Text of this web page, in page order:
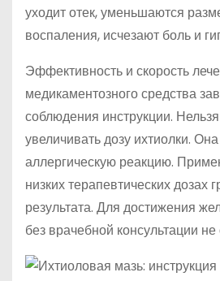
уходит отек, уменьшаются
воспаления, исчезают боль и
Эффективность и скорость
медикаментозного средства
соблюдения инструкции.
увеличивать дозу ихтиолки.
аллергическую реакцию.
низких терапевтических дозах
результата. Для достижения
без врачебной консультации не